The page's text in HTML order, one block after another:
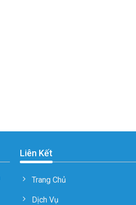
Liên Kết
Trang Chủ
Dịch Vụ